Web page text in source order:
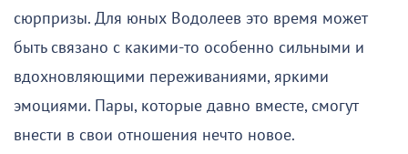
сюрпризы. Для юных Водолеев это время может
быть связано с какими-то особенно сильными и
вдохновляющими переживаниями, яркими
эмоциями. Пары, которые давно вместе, смогут
внести в свои отношения нечто новое.